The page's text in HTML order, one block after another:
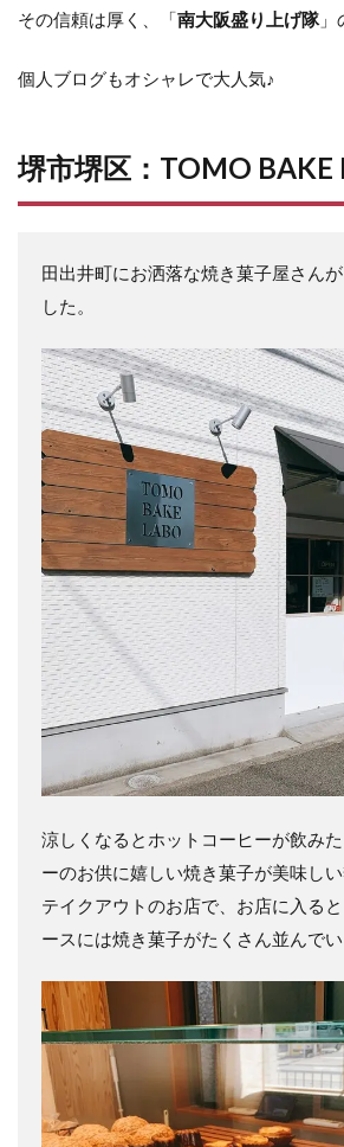
その信頼は厚く、「南大阪盛り上げ隊」
個人ブログもオシャレで大人気♪
堺市堺区：TOMO BAKE
田出井町にお洒落な焼き菓子屋さん
した。
涼しくなるとホットコーヒーが飲み
ーのお供に嬉しい焼き菓子が美味しい
テイクアウトのお店で、お店に入る
ースには焼き菓子がたくさん並んでい